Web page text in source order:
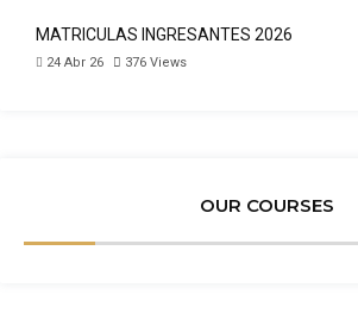
MATRICULAS INGRESANTES 2026
24 Abr 26 376 Views
OUR COURSES